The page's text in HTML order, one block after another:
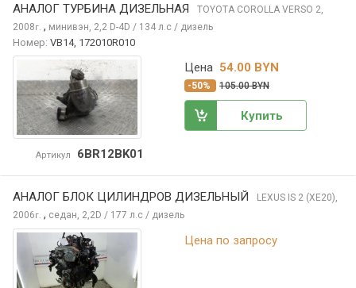
АНАЛОГ ТУРБИНА ДИЗЕЛЬНАЯ TOYOTA COROLLA VERSO 2,
2008г. , минивэн, 2,2 D-4D / 134 л.с / дизель
Номер: VB14, 172010R010
Артикул 6BR12BK01
Цена 54.00 BYN
-50% 105.00 BYN
Купить
АНАЛОГ БЛОК ЦИЛИНДРОВ ДИЗЕЛЬНЫЙ LEXUS IS 2 (XE20),
2006г. , седан, 2,2D / 177 л.с / дизель
Цена по запросу